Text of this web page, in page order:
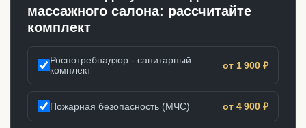
массажного салона: рассчитайте
комплект
Роспотребнадзор - санитарный
комплект
от 1 900 ₽
Пожарная безопасность (МЧС) от 4 900 ₽